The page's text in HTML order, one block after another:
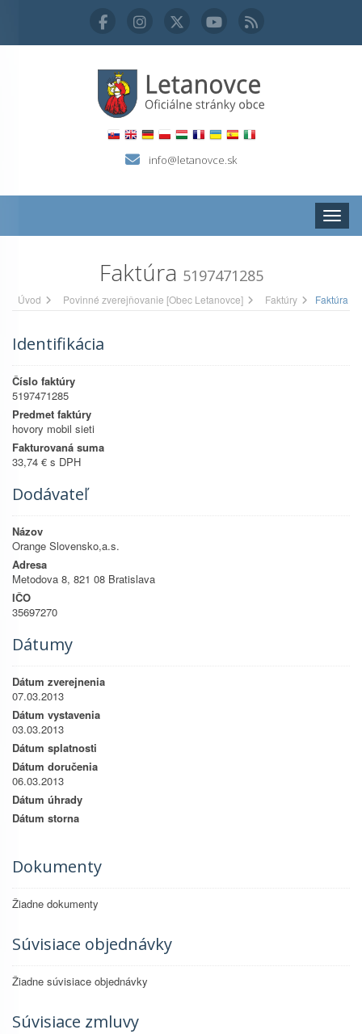
info@letanovce.sk
Faktúra 5197471285
Úvod Povinné zverejňovanie [Obec Letanovce] Faktúry Faktúra
Identifikácia
Číslo faktúry
5197471285
Predmet faktúry
hovory mobil sieti
Fakturovaná suma
33,74 € s DPH
Dodávateľ
Názov
Orange Slovensko,a.s.
Adresa
Metodova 8, 821 08 Bratislava
IČO
35697270
Dátumy
Dátum zverejnenia
07.03.2013
Dátum vystavenia
03.03.2013
Dátum splatnosti
Dátum doručenia
06.03.2013
Dátum úhrady
Dátum storna
Dokumenty
Žiadne dokumenty
Súvisiace objednávky
Žiadne súvisiace objednávky
Súvisiace zmluvy